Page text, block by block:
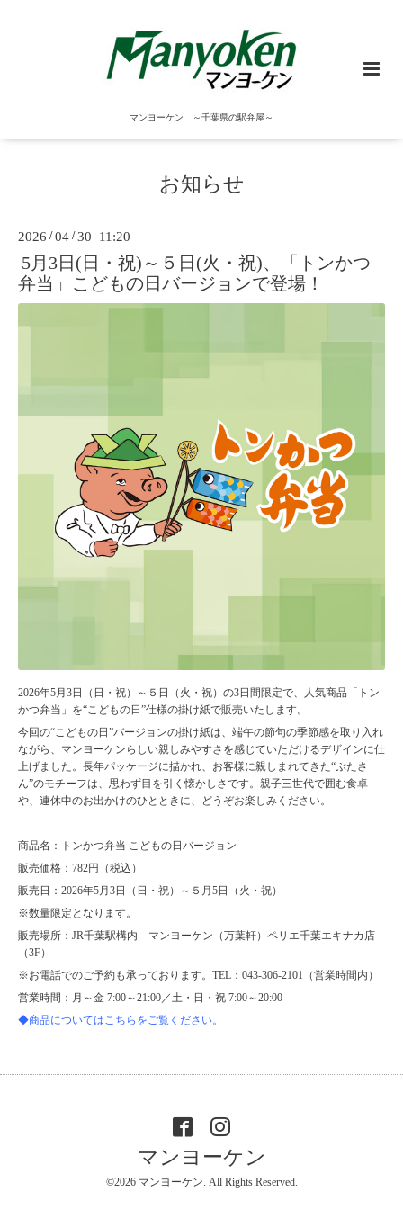
マンヨーケン ～千葉県の駅弁屋～
お知らせ
2026 /04 /30 11:20
5月3日(日・祝)～５日(火・祝)、「トンかつ
弁当」こどもの日バージョンで登場！
2026年5月3日（日・祝）～５日（火・祝）の3日間限定で、人気商品「トン
かつ弁当」を“こどもの日”仕様の掛け紙で販売いたします。
今回の“こどもの日”バージョンの掛け紙は、端午の節句の季節感を取り入れ
ながら、マンヨーケンらしい親しみやすさを感じていただけるデザインに仕
上げました。長年パッケージに描かれ、お客様に親しまれてきた“ぶたさ
ん”のモチーフは、思わず目を引く懐かしさです。親子三世代で囲む食卓
や、連休中のお出かけのひとときに、どうぞお楽しみください。
商品名：トンかつ弁当 こどもの日バージョン
販売価格：782円（税込）
販売日：2026年5月3日（日・祝）～５月5日（火・祝）
※数量限定となります。
販売場所：JR千葉駅構内 マンヨーケン（万葉軒）ペリエ千葉エキナカ店
（3F）
※お電話でのご予約も承っております。TEL：043-306-2101（営業時間内）
営業時間：月～金 7:00～21:00／土・日・祝 7:00～20:00
◆商品についてはこちらをご覧ください。
マンヨーケン
©2026 マンヨーケン. All Rights Reserved.